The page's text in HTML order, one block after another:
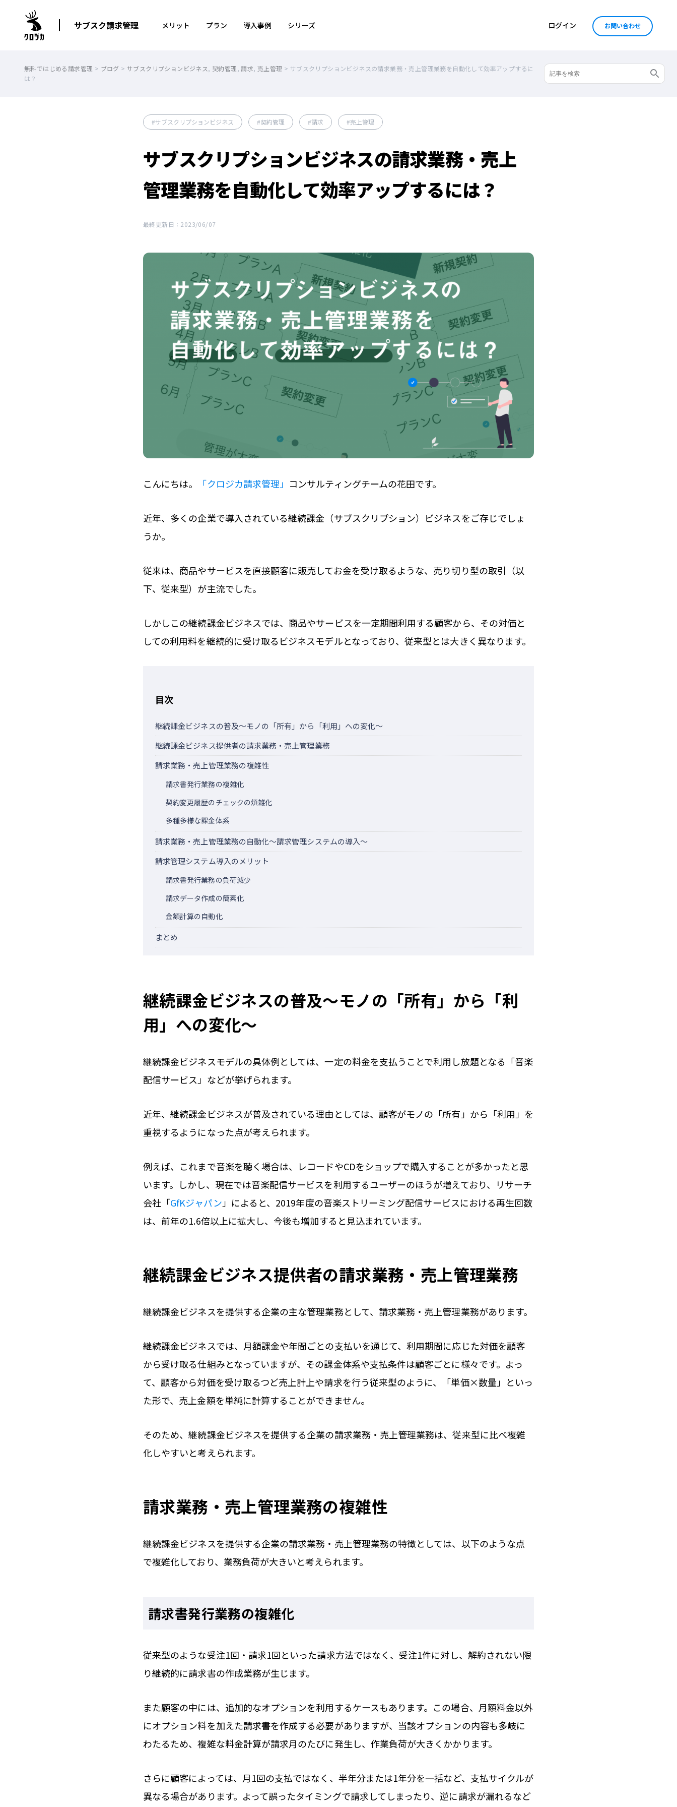
サブスク請求管理 メリット プラン 導入事例 シリーズ ログイン お問い合わせ
無料ではじめる請求管理 > ブログ >サブスクリプションビジネス, 契約管理,請求,売上管理 > サブスクリプションビジネスの請求業務・売上管理業務を自動化して効率アップするに
は？
サブスクリプションビジネス 契約管理 請求 売上管理
サブスクリプションビジネスの請求業務・売上
管理業務を自動化して効率アップするには？
最終更新日：2023/06/07
こんにちは。 「クロジカ請求管理」 コンサルティングチームの花田です。
近年、多くの企業で導入されている継続課金（サブスクリプション）ビジネスをご存じでしょ
うか。
従来は、商品やサービスを直接顧客に販売してお金を受け取るような、売り切り型の取引（以
下、従来型）が主流でした。
しかしこの継続課金ビジネスでは、商品やサービスを一定期間利用する顧客から、その対価と
しての利用料を継続的に受け取るビジネスモデルとなっており、従来型とは大きく異なります。
目次
継続課金ビジネスの普及～モノの「所有」から「利用」への変化～
継続課金ビジネス提供者の請求業務・売上管理業務
請求業務・売上管理業務の複雑性
請求書発行業務の複雑化
契約変更履歴のチェックの煩雑化
多種多様な課金体系
請求業務・売上管理業務の自動化～請求管理システムの導入～
請求管理システム導入のメリット
請求書発行業務の負荷減少
請求データ作成の簡素化
金額計算の自動化
まとめ
継続課金ビジネスの普及～モノの「所有」から「利
用」への変化～
継続課金ビジネスモデルの具体例としては、一定の料金を支払うことで利用し放題となる「音楽
配信サービス」などが挙げられます。
近年、継続課金ビジネスが普及されている理由としては、顧客がモノの「所有」から「利用」を
重視するようになった点が考えられます。
例えば、これまで音楽を聴く場合は、レコードやCDをショップで購入することが多かったと思
います。しかし、現在では音楽配信サービスを利用するユーザーのほうが増えており、リサーチ
会社「GfKジャパン 」によると、2019年度の音楽ストリーミング配信サービスにおける再生回数
は、前年の1.6倍以上に拡大し、今後も増加すると見込まれています。
継続課金ビジネス提供者の請求業務・売上管理業務
継続課金ビジネスを提供する企業の主な管理業務として、請求業務・売上管理業務があります。
継続課金ビジネスでは、月額課金や年間ごとの支払いを通じて、利用期間に応じた対価を顧客
から受け取る仕組みとなっていますが、その課金体系や支払条件は顧客ごとに様々です。よっ
て、顧客から対価を受け取るつど売上計上や請求を行う従来型のように、「単価×数量」といっ
た形で、売上金額を単純に計算することができません。
そのため、継続課金ビジネスを提供する企業の請求業務・売上管理業務は、従来型に比べ複雑
化しやすいと考えられます。
請求業務・売上管理業務の複雑性
継続課金ビジネスを提供する企業の請求業務・売上管理業務の特徴としては、以下のような点
で複雑化しており、業務負荷が大きいと考えられます。
請求書発行業務の複雑化
従来型のような受注1回・請求1回といった請求方法ではなく、受注1件に対し、解約されない限
り継続的に請求書の作成業務が生じます。
また顧客の中には、追加的なオプションを利用するケースもあります。この場合、月額料金以外
にオプション料を加えた請求書を作成する必要がありますが、当該オプションの内容も多岐に
わたるため、複雑な料金計算が請求月のたびに発生し、作業負荷が大きくかかります。
さらに顧客によっては、月1回の支払ではなく、半年分または1年分を一括など、支払サイクルが
異なる場合があります。よって誤ったタイミングで請求してしまったり、逆に請求が漏れるなど